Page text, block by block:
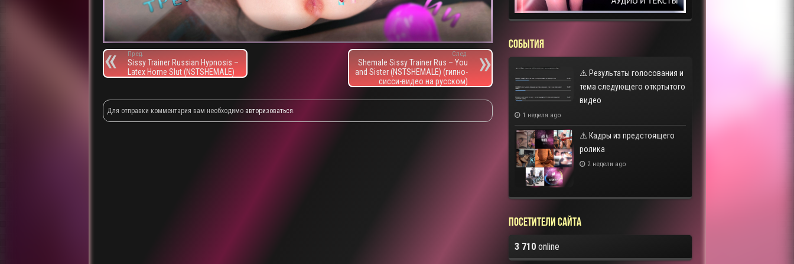
Пред.
Sissy Trainer Russian Hypnosis –
Latex Home Slut (NSTSHEMALE)
След.
Shemale Sissy Trainer Rus – You
and Sister (NSTSHEMALE) (гипно-
сисси-видео на русском)
Для отправки комментария вам необходимо авторизоваться.
СОБЫТИЯ
⚠️ Результаты голосования и
тема следующего откртытого
видео
1 неделя ago
⚠️ Кадры из предстоящего
ролика
2 недели ago
Посетители сайта
3 710online